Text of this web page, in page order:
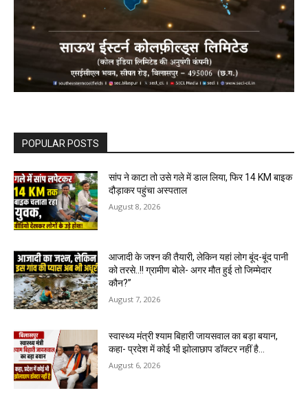
POPULAR POSTS
सांप ने काटा तो उसे गले में डाल लिया, फिर 14 KM बाइक
दौड़ाकर पहुंचा अस्पताल
August 8, 2026
आजादी के जश्न की तैयारी, लेकिन यहां लोग बूंद-बूंद पानी
को तरसे..!! ग्रामीण बोले- अगर मौत हुई तो जिम्मेदार
कौन?”
August 7, 2026
स्वास्थ्य मंत्री श्याम बिहारी जायसवाल का बड़ा बयान,
कहा- प्रदेश में कोई भी झोलाछाप डॉक्टर नहीं है…
August 6, 2026